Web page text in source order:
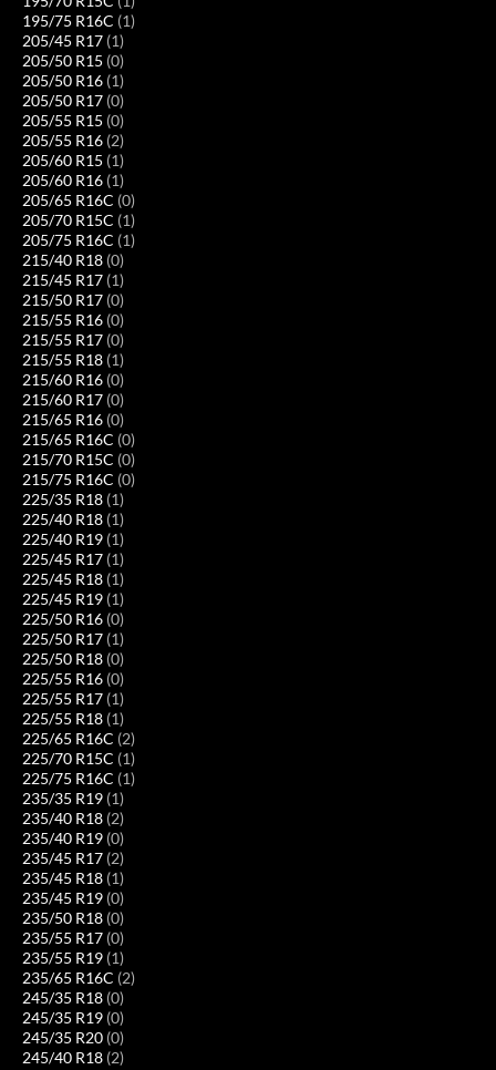
195/75 R16C (1)
205/45 R17 (1)
205/50 R15 (0)
205/50 R16 (1)
205/50 R17 (0)
205/55 R15 (0)
205/55 R16 (2)
205/60 R15 (1)
205/60 R16 (1)
205/65 R16C (0)
205/70 R15C (1)
205/75 R16C (1)
215/40 R18 (0)
215/45 R17 (1)
215/50 R17 (0)
215/55 R16 (0)
215/55 R17 (0)
215/55 R18 (1)
215/60 R16 (0)
215/60 R17 (0)
215/65 R16 (0)
215/65 R16C (0)
215/70 R15C (0)
215/75 R16C (0)
225/35 R18 (1)
225/40 R18 (1)
225/40 R19 (1)
225/45 R17 (1)
225/45 R18 (1)
225/45 R19 (1)
225/50 R16 (0)
225/50 R17 (1)
225/50 R18 (0)
225/55 R16 (0)
225/55 R17 (1)
225/55 R18 (1)
225/65 R16C (2)
225/70 R15C (1)
225/75 R16C (1)
235/35 R19 (1)
235/40 R18 (2)
235/40 R19 (0)
235/45 R17 (2)
235/45 R18 (1)
235/45 R19 (0)
235/50 R18 (0)
235/55 R17 (0)
235/55 R19 (1)
235/65 R16C (2)
245/35 R18 (0)
245/35 R19 (0)
245/35 R20 (0)
245/40 R18 (2)